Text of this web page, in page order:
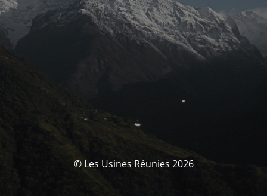
© Les Usines Réunies 2026